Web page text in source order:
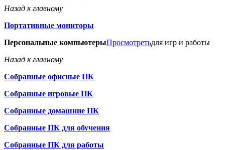
Назад к главному
Портативные мониторы
Персональные компьютерыПросмотретьдля игр и работы
Назад к главному
Собранные офисные ПК
Собранные игровые ПК
Собранные домашние ПК
Собранные ПК для обучения
Собранные ПК для работы